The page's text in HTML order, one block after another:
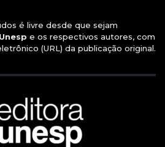
é livre desde que sejam
e os respectivos autores, com
(URL) da publicação original.